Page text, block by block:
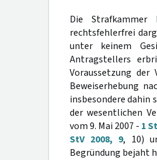
Die Strafkammer
rechtsfehlerfrei
unter keinem
Antragstellers
Voraussetzung der
Beweiserhebung
insbesondere dahin
der wesentlichen
vom 9. Mai 2007 - 1
StV 2008, 9, 10)
Begründung bejaht